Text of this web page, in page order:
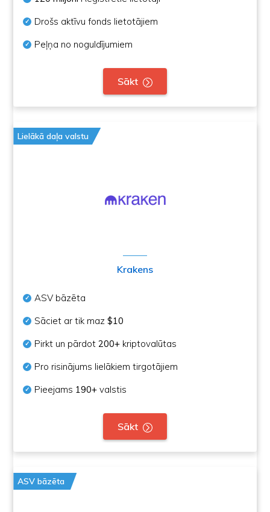
Drošs aktīvu fonds lietotājiem
Peļņa no noguldījumiem
Sākt
Lielākā daļa valstu
Krakens
ASV bāzēta
Sāciet ar tik maz$10
Pirkt un pārdot200+ kriptovalūtas
Pro risinājums lielākiem tirgotājiem
Pieejams 190+ valstis
Sākt
ASV bāzēta